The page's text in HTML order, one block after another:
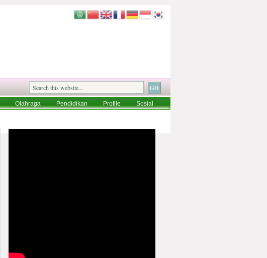
Olahraga Pendidikan Profile
Sosial